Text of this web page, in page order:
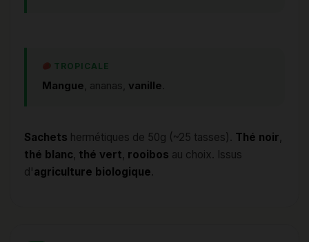
TROPICALE
Mangue, ananas, vanille
Sachets hermétiques de 50g (~25 tasses). Thé noir,
thé blanc, thé vert, rooibos au choix. Issus
d'agriculture biologique.